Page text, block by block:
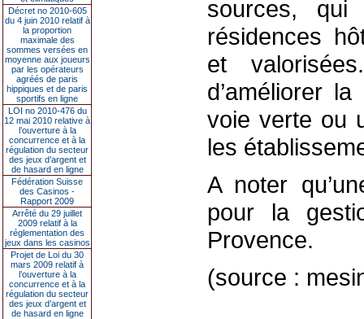
Décret no 2010-605
du 4 juin 2010 relatif à
la proportion
maximale des
sommes versées en
moyenne aux joueurs
par les opérateurs
agréés de paris
hippiques et de paris
sportifs en ligne
LOI no 2010-476 du
12 mai 2010 relative à
l’ouverture à la
concurrence et à la
régulation du secteur
des jeux d’argent et
de hasard en ligne
Fédération Suisse
des Casinos -
Rapport 2009
Arrêté du 29 juillet
2009 relatif à la
réglementation des
jeux dans les casinos
Projet de Loi du 30
mars 2009 relatif à
l’ouverture à la
concurrence et à la
régulation du secteur
des jeux d’argent et
de hasard en ligne
sources, qui
résidences
et
d’améliorer
voie verte ou
les
A noter
pour la
Provence.
(source :